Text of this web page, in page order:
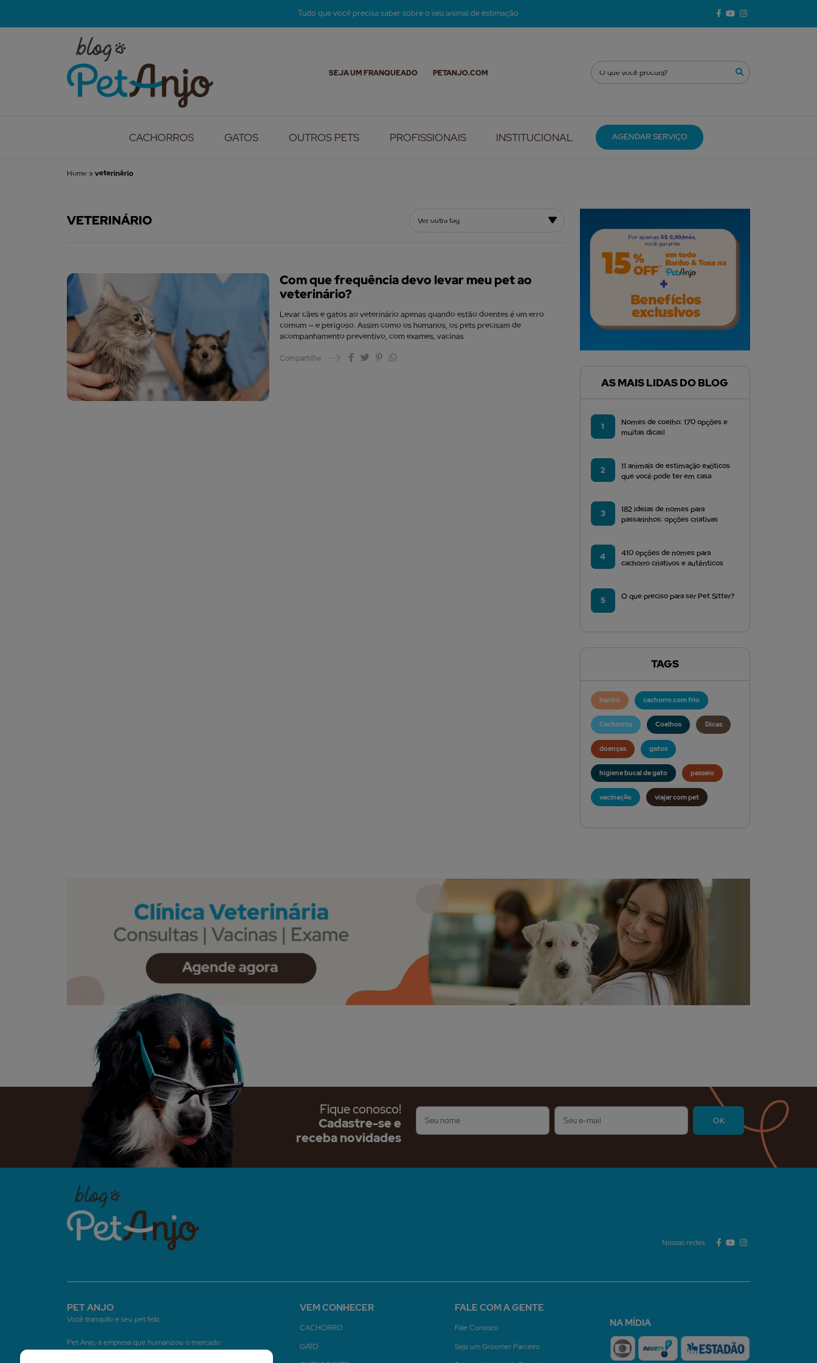
Tudo que você precisa saber sobre o seu animal de estimação
SEJA UM FRANQUEADO PETANJO.COM
CACHORROS GATOS OUTROS PETS PROFISSIONAIS INSTITUCIONAL AGENDAR SERVIÇO
Home »veterinário
VETERINÁRIO
Com que frequência devo levar meu pet ao
veterinário?
Levar cães e gatos ao veterinário apenas quando estão doentes é um erro
comum — e perigoso. Assim como os humanos, os pets precisam de
acompanhamento preventivo, com exames, vacinas
Compartilhe
AS MAIS LIDAS DO BLOG
1
Nomes de coelho: 170 opções e
muitas dicas!
2
11 animais de estimação exóticos
que você pode ter em casa
3
182 ideias de nomes para
passarinhos: opções criativas
4
410 opções de nomes para
cachorro criativos e autênticos
5 O que preciso para ser Pet Sitter?
TAGS
banho cachorro com frio
Cachorros Coelhos Dicas
doenças gatos
higiene bucal de gato passeio
vacinação viajar com pet
Fique conosco!
Cadastre-se e
receba novidades
Nossas redes:
PET ANJO
Você tranquilo e seu pet feliz.
Pet Anjo, a empresa que humanizou o mercado
VEM CONHECER
CACHORRO
GATO
FALE COM A GENTE
Fale Conosco
Seja um Groomer Parceiro
NA MÍDIA